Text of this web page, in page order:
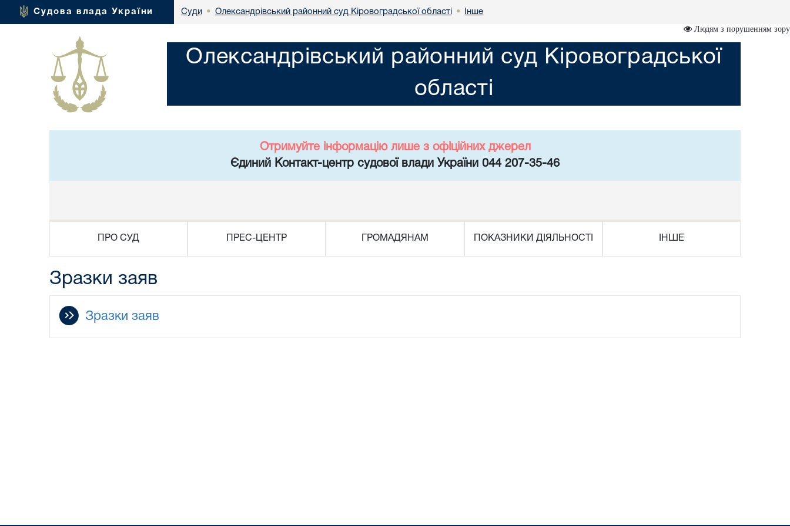
Судова влада України Суди • Олександрівський районний суд Кіровоградської області • Інше
Людям з порушенням зору
Олександрівський районний суд Кіровоградської
області
Отримуйте інформацію лише з офіційних джерел
Єдиний Контакт-центр судової влади України 044 207-35-46
ПРО СУД ПРЕС-ЦЕНТР ГРОМАДЯНАМ ПОКАЗНИКИ ДІЯЛЬНОСТІ ІНШЕ
Зразки заяв
Зразки заяв